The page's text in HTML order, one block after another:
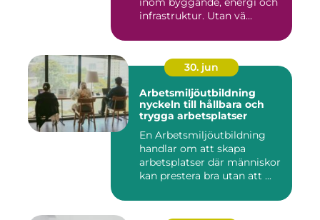
infrastruktur. Utan vä...
30. jun
Arbetsmiljöutbildning
nyckeln till hållbara och
trygga arbetsplatser
En Arbetsmiljöutbildning
handlar om att skapa
arbetsplatser där människor
kan prestera bra utan att ...